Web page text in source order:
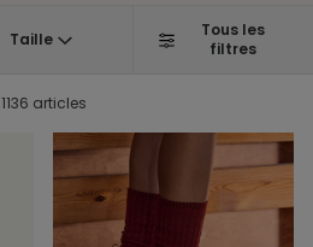
Taille
Tous les
filtres
1136 articles